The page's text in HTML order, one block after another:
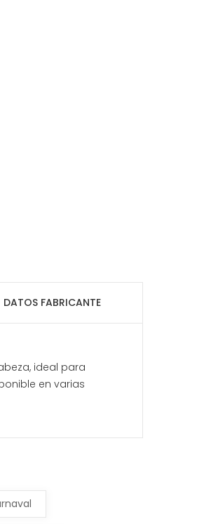
DATOS FABRICANTE
ideal para
en varias